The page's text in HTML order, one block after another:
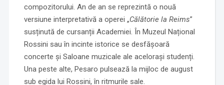
compozitorului. An de an se reprezintă o nouă
versiune interpretativă a operei „Călătorie la Reims”
susținută de cursanții Academiei. În Muzeul Național
Rossini sau în incinte istorice se desfășoară
concerte și Saloane muzicale ale acelorași studenți.
Una peste alte, Pesaro pulsează la mijloc de august
sub egida lui Rossini, în ritmurile sale.